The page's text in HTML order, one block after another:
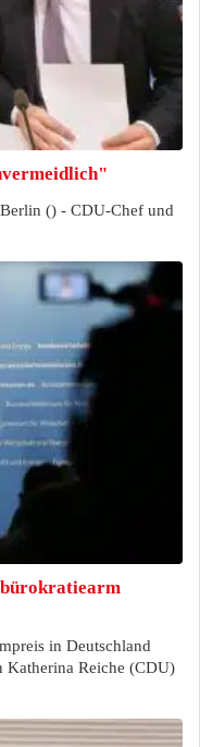
() - CDU-Chef und
in Deutschland
Katherina Reiche (CDU)